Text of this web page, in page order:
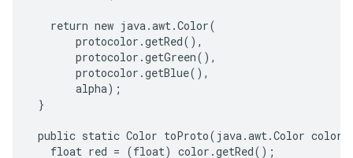
   return new java.awt.Color(
       protocolor.getRed(),
       protocolor.getGreen(),
       protocolor.getBlue(),
       alpha);
}
public static Color toProto(java.awt.Color
   float red = (float) color.getRed();